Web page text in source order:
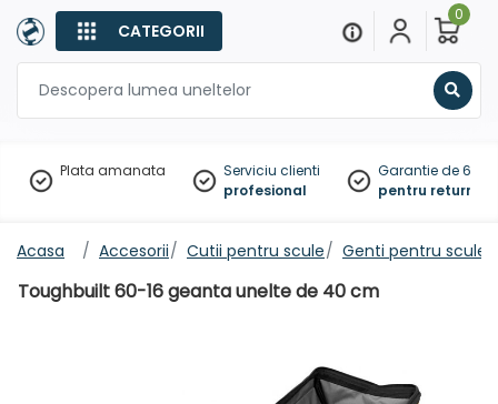
CATEGORII
0
Plata amanata
Serviciu clienti
profesional
Garantie de 60
pentru
Acasa Accesorii Cutii pentru scule Genti pentru scule
Toughbuilt 60-16 geanta unelte de 40 cm